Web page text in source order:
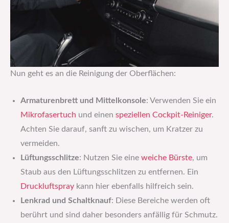
Nun geht es an die Reinigung der Oberflächen:
Armaturenbrett und Mittelkonsole: Verwenden Sie ein
Mikrofasertuch und einen speziellen Cockpit-Reiniger.
Achten Sie darauf, sanft zu wischen, um Kratzer zu
vermeiden.
Lüftungsschlitze: Nutzen Sie eine weiche Bürste, um
Staub aus den Lüftungsschlitzen zu entfernen. Ein
Druckluftspray kann hier ebenfalls hilfreich sein.
Lenkrad und Schaltknauf: Diese Bereiche werden oft
berührt und sind daher besonders anfällig für Schmutz.